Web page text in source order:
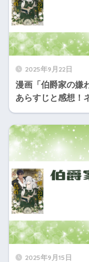
2025年9月22日
漫画「伯爵家の嫌
あらすじと感想！
2025年9月15日